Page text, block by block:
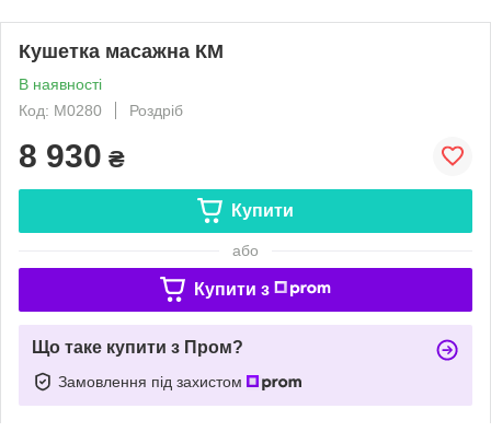
Кушетка масажна КМ
В наявності
Код: M0280
Роздріб
8 930 ₴
Купити
або
Купити з
Що таке купити з Пром?
Замовлення під захистом